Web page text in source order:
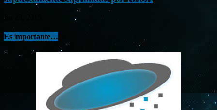
Jul 23, 2015
Es importante…